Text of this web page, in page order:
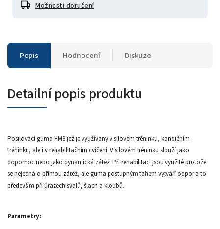
Možnosti doručení
Popis Hodnocení Diskuze
Detailní popis produktu
Posilovací guma HMS jež je využívany v silovém tréninku, kondičním
tréninku, ale i v rehabilitačním cvičení. V silovém tréninku slouží jako
dopomoc nebo jako dynamická zátěž. Při rehabilitaci jsou využité protože
se nejedná o přímou zátěž, ale guma postupným tahem vytváří odpor a to
především při úrazech svalů, šlach a kloubů.
Parametry: